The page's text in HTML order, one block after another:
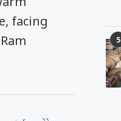
facing
5